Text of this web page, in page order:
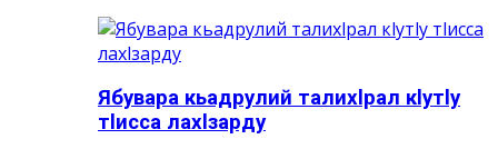
Ябувара кьадрулий талихlрал кlутlу
тlисса лахlзарду